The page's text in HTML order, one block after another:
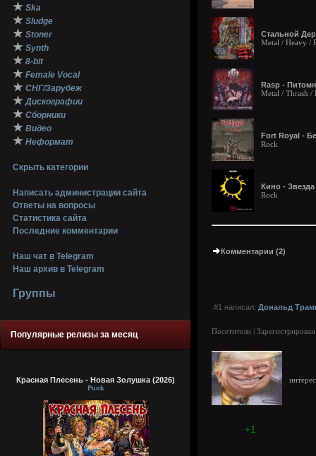
★ Ska
★ Sludge
★ Stoner
★ Synth
★ 8-bit
★ Female Vocal
★ СНГ/Зарубеж
★ Дискографии
★ Сборники
★ Видео
★ Неформат
Скрыть категории
Написать администрации сайта
Ответы на вопросы
Статистика сайта
Последние комментарии
Наш чат в Telegram
Наш архив в Telegram
Группы
Популярные релизы за месяц
Красная Плесень - Новая Золушка (2026)
Punk
Стальной
Metal / Heavy /
Rasp -
Metal / Thrash /
Fort Royal -
Rock
Кино -
Rock
Комментарии (2)
#1 написал: Дональд
Посетители |
+1